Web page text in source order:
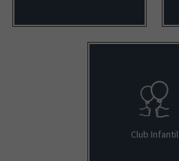
Club Infantil